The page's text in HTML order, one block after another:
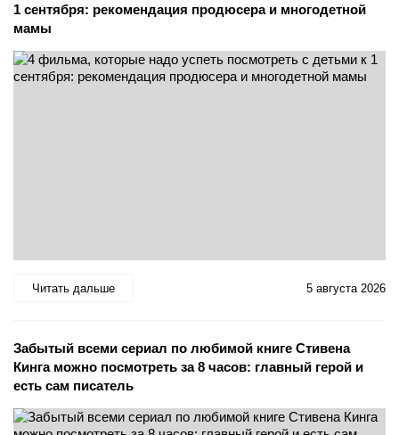
1 сентября: рекомендация продюсера и многодетной
мамы
Читать дальше 5 августа 2026
Забытый всеми сериал по любимой книге Стивена
Кинга можно посмотреть за 8 часов: главный герой и
есть сам писатель